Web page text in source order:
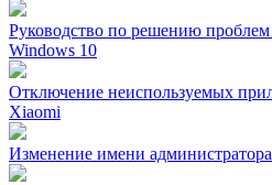
Руководство по решению
Windows 10
Отключение неиспользуемых
Xiaomi
Изменение имени